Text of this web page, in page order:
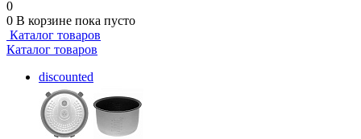
0
0 В корзине пока пусто
Каталог товаров
Каталог товаров
discounted